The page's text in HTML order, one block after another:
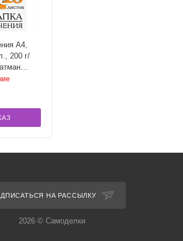
А4,
200 г/
НА РАССЫЛКУ
2026 © Самоделки